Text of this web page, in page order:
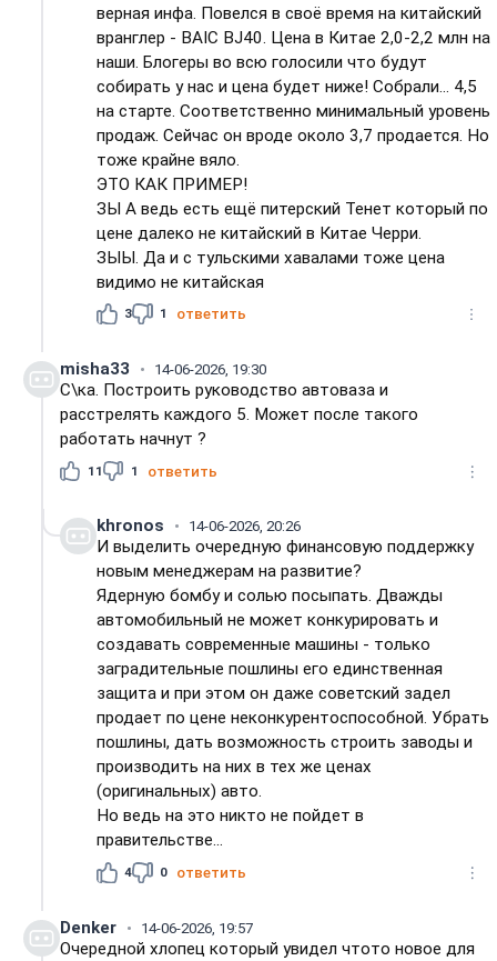
верная инфа. Повелся в своё время на китайский
вранглер - BAIC BJ40. Цена в Китае 2,0-2,2 млн на
наши. Блогеры во всю голосили что будут
собирать у нас и цена будет ниже! Собрали... 4,5
на старте. Соответственно минимальный уровень
продаж. Сейчас он вроде около 3,7 продается. Но
тоже крайне вяло.
ЭТО КАК ПРИМЕР!
ЗЫ А ведь есть ещё питерский Тенет который по
цене далеко не китайский в Китае Черри.
ЗЫЫ. Да и с тульскими хавалами тоже цена
видимо не китайская
3 1 ответить
misha33 14-06-2026, 19:30
С\ка. Построить руководство автоваза и
расстрелять каждого 5. Может после такого
работать начнут ?
11 1 ответить
khronos 14-06-2026, 20:26
И выделить очередную финансовую поддержку
новым менеджерам на развитие?
Ядерную бомбу и солью посыпать. Дважды
автомобильный не может конкурировать и
создавать современные машины - только
заградительные пошлины его единственная
защита и при этом он даже советский задел
продает по цене неконкурентоспособной. Убрать
пошлины, дать возможность строить заводы и
производить на них в тех же ценах
(оригинальных) авто.
Но ведь на это никто не пойдет в
правительстве...
4 0 ответить
Denker 14-06-2026, 19:57
Очередной хлопец который увидел чтото новое для